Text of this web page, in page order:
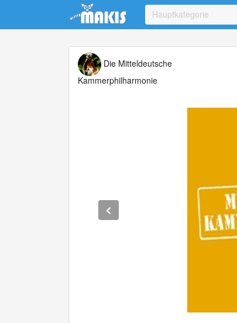
Update cookies preferences
Hauptkategorie
Die Mitteldeutsche
Kammerphilharmonie